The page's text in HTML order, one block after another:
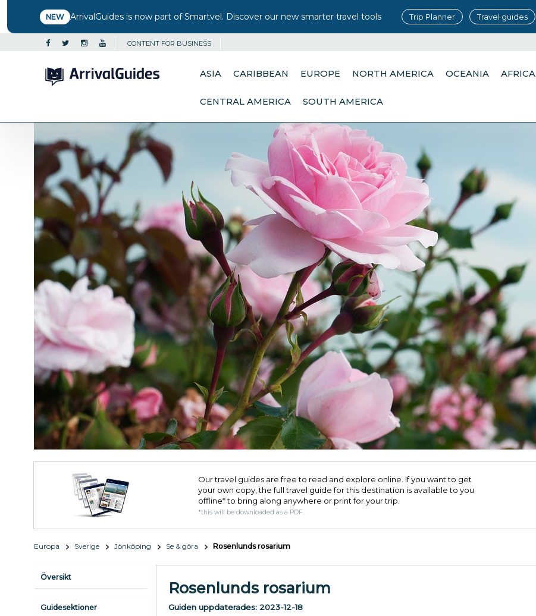
NEW ArrivalGuides is now part of Smartvel. Discover our new smarter travel tools Trip Planner Travel guides
CONTENT FOR BUSINESS
ASIA CARIBBEAN EUROPE NORTH AMERICA OCEANIA AFRICA
CENTRAL AMERICA SOUTH AMERICA
Our travel guides are free to read and explore online. If you want to get
your own copy, the full travel guide for this destination is available to you
offline* to bring along anywhere or print for your trip.​
*this will be downloaded as a PDF.
Europa Sverige Jönköping Se & göra Rosenlunds rosarium
Översikt
Guidesektioner
Rosenlunds rosarium
Guiden uppdaterades: 2023-12-18